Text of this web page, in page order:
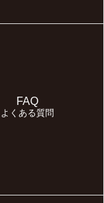
FAQ
よくある質問